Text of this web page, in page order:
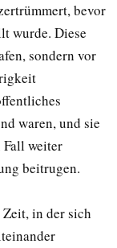
bevor
wurde. Diese
sondern vor
waren, und sie
weiter
beitrugen.
in der sich